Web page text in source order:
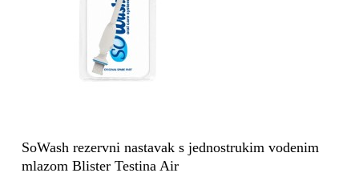
SoWash rezervni nastavak s jednostrukim vodenim
mlazom Blister Testina Air